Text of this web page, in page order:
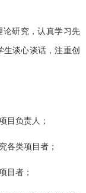
论研究，认真学习先
谈心谈话，注重创
目负责人；
各类项目者；
目者；